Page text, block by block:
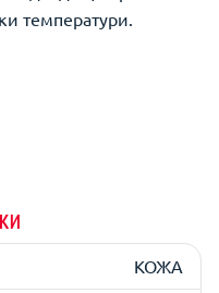
температури.
КОЖА